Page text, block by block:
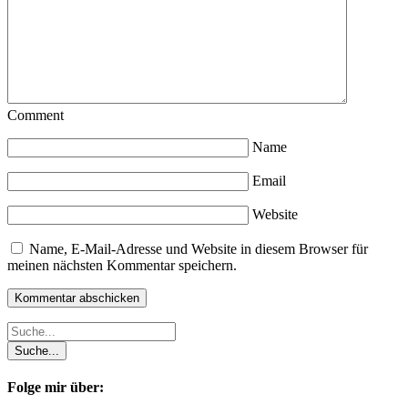
Comment
Name
Email
Website
Name, E-Mail-Adresse und Website in diesem Browser für
meinen nächsten Kommentar speichern.
Folge mir über: